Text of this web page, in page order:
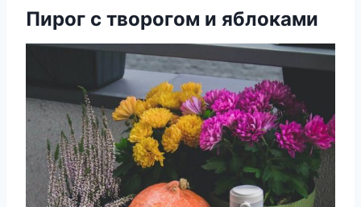
Пирог с творогом и яблоками